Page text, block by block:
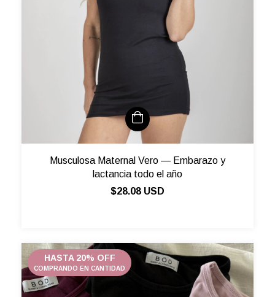
Musculosa Maternal Vero — Embarazo y
lactancia todo el año
$28.08 USD
HASTA 20% OFF
COMPRANDO EN CANTIDAD